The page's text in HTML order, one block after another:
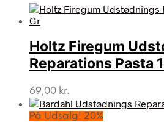
Holtz Firegum
Reparations Pasta
69,00 kr.
På Udsalg! 20%